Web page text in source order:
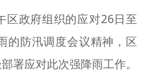
+
政府组织的应对26日至
的防汛调度会议精神，区
署应对此次强降雨工作。